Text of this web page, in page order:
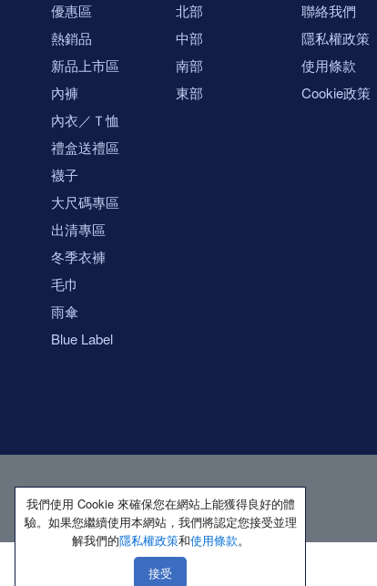
優惠區
熱銷品
新品上市區
內褲
內衣／Ｔ恤
禮盒送禮區
襪子
大尺碼專區
出清專區
冬季衣褲
毛巾
雨傘
Blue Label
北部
中部
南部
東部
聯絡我們
隱私權政策
使用條款
Cookie政策
著作權所有 保留一切權利
我們使用 Cookie 來確保您在網站上能獲得良好的體
驗。如果您繼續使用本網站，我們將認定您接受並理
解我們的隱私權政策和使用條款。
接受